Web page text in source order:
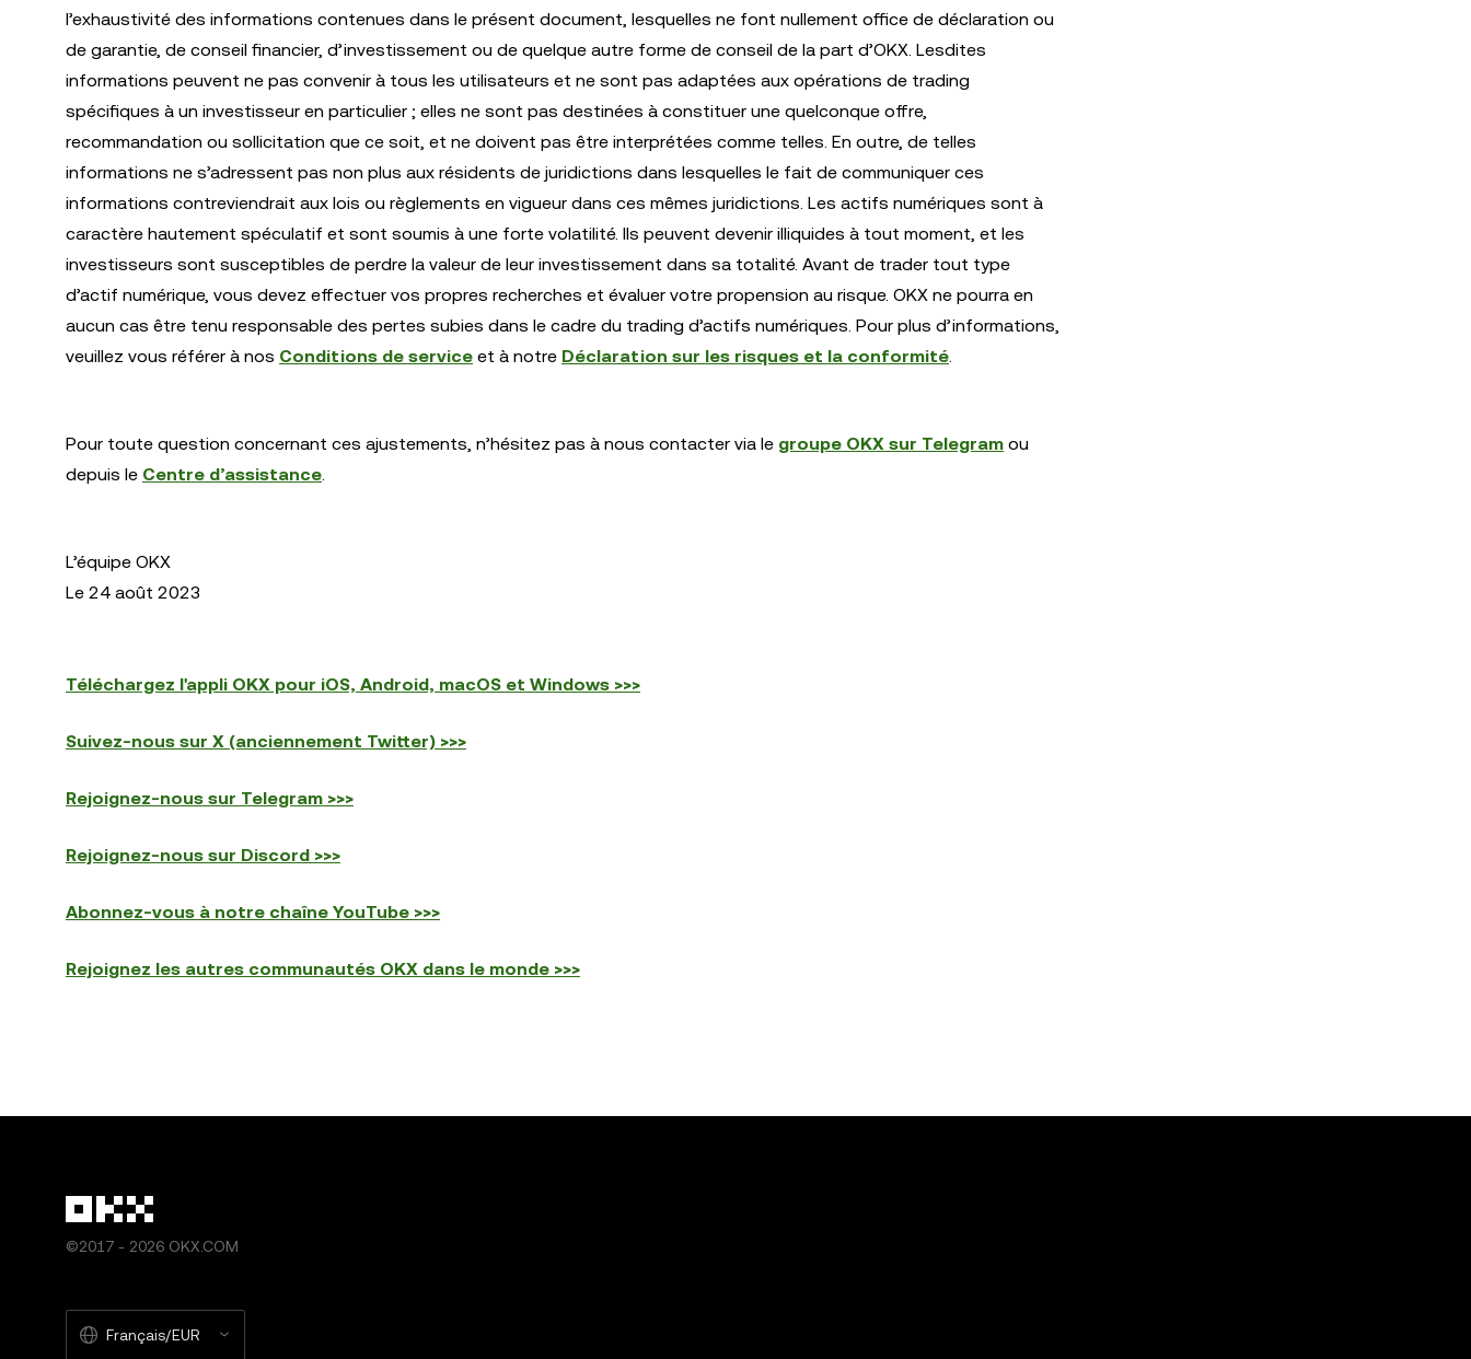
l’exhaustivité des informations contenues dans le présent document, lesquelles ne font nullement office de déclaration ou
de garantie, de conseil financier, d’investissement ou de quelque autre forme de conseil de la part d’OKX. Lesdites
informations peuvent ne pas convenir à tous les utilisateurs et ne sont pas adaptées aux opérations de trading
spécifiques à un investisseur en particulier ; elles ne sont pas destinées à constituer une quelconque offre,
recommandation ou sollicitation que ce soit, et ne doivent pas être interprétées comme telles. En outre, de telles
informations ne s’adressent pas non plus aux résidents de juridictions dans lesquelles le fait de communiquer ces
informations contreviendrait aux lois ou règlements en vigueur dans ces mêmes juridictions. Les actifs numériques sont à
caractère hautement spéculatif et sont soumis à une forte volatilité. Ils peuvent devenir illiquides à tout moment, et les
investisseurs sont susceptibles de perdre la valeur de leur investissement dans sa totalité. Avant de trader tout type
d’actif numérique, vous devez effectuer vos propres recherches et évaluer votre propension au risque. OKX ne pourra en
aucun cas être tenu responsable des pertes subies dans le cadre du trading d’actifs numériques. Pour plus d’informations,
veuillez vous référer à nos Conditions de service et à notre Déclaration sur les risques et la conformité.
Pour toute question concernant ces ajustements, n’hésitez pas à nous contacter via le groupe OKX sur Telegram ou
depuis le Centre d’assistance.
L’équipe OKX
Le 24 août 2023
Téléchargez l'appli OKX pour iOS, Android, macOS et Windows >>>
Suivez-nous sur X (anciennement Twitter) >>>
Rejoignez-nous sur Telegram >>>
Rejoignez-nous sur Discord >>>
Abonnez-vous à notre chaîne YouTube >>>
Rejoignez les autres communautés OKX dans le monde >>>
©2017 - 2026 OKX.COM
Français/EUR